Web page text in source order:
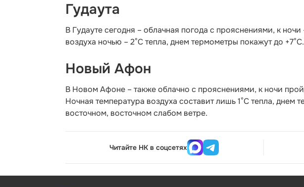
Гудаута
В Гудауте сегодня – облачная погода с прояснениями, к
воздуха ночью – 2°С тепла, днем термометры покажут до
Новый Афон
В Новом Афоне – также облачно с прояснениями, к ночи
Ночная температура воздуха составит лишь 1°С тепла, днем
восточном, восточном слабом ветре.
Читайте НК в соцсетях